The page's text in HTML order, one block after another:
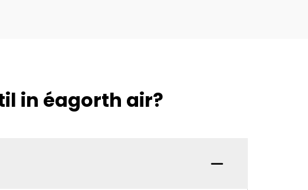
in éagorth air?